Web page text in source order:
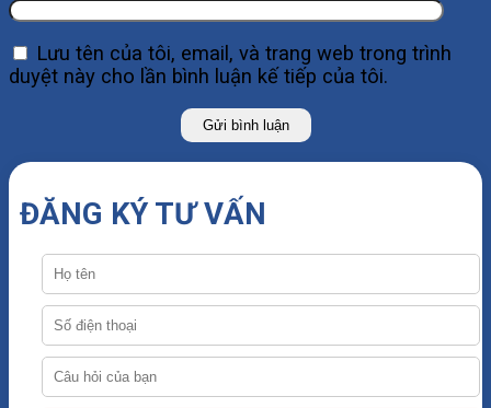
Lưu tên của tôi, email, và trang web trong trình
duyệt này cho lần bình luận kế tiếp của tôi.
ĐĂNG KÝ TƯ VẤN